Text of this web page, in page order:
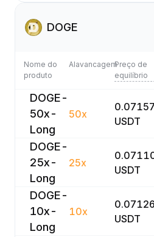
DOGE
Nome do
produto
AlavancagemPreço de
equilíbrio
DOGE-
50x-
Long
50x
USDT
DOGE-
25x-
Long
25x
USDT
DOGE-
10x-
Long
10x
USDT